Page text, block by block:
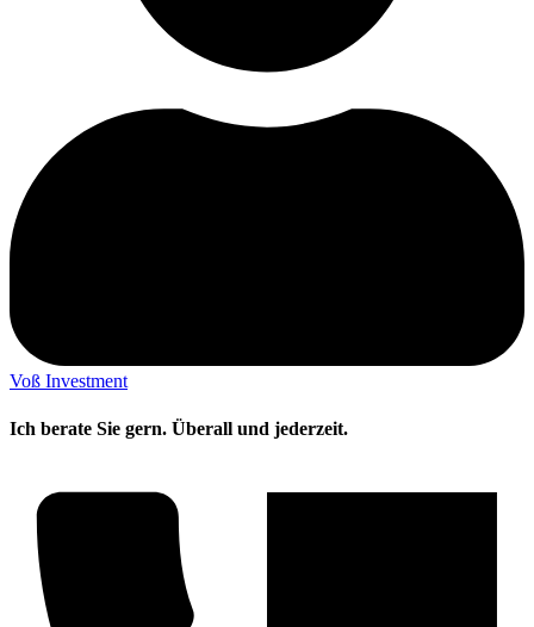
Voß Investment
Ich berate Sie gern. Überall und jederzeit.